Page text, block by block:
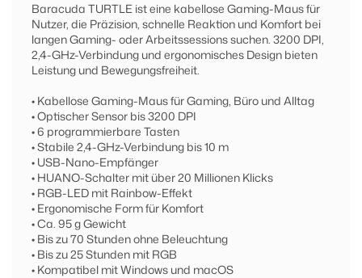
Baracuda TURTLE ist eine kabellose Gaming-Maus für
Nutzer, die Präzision, schnelle Reaktion und Komfort bei
langen Gaming- oder Arbeitssessions suchen. 3200 DPI,
2,4-GHz-Verbindung und ergonomisches Design bieten
Leistung und Bewegungsfreiheit.
• Kabellose Gaming-Maus für Gaming, Büro und Alltag
• Optischer Sensor bis 3200 DPI
• 6 programmierbare Tasten
• Stabile 2,4-GHz-Verbindung bis 10 m
• USB-Nano-Empfänger
• HUANO-Schalter mit über 20 Millionen Klicks
• RGB-LED mit Rainbow-Effekt
• Ergonomische Form für Komfort
• Ca. 95 g Gewicht
• Bis zu 70 Stunden ohne Beleuchtung
• Bis zu 25 Stunden mit RGB
• Kompatibel mit Windows und macOS